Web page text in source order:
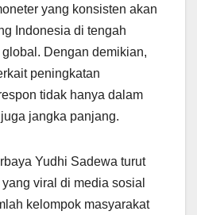
yang konsisten akan
Indonesia di tengah
Dengan demikian,
peningkatan
tidak hanya dalam
jangka panjang.
Yudhi Sadewa turut
viral di media sosial
kelompok masyarakat